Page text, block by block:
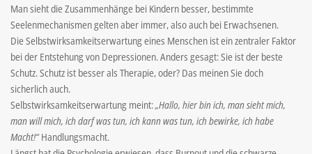
Man sieht die Zusammenhänge bei Kindern besser, bestimmte
Seelenmechanismen gelten aber immer, also auch bei Erwachsenen.
Die Selbstwirksamkeitserwartung eines Menschen ist ein zentraler Faktor
bei der Entstehung von Depressionen. Anders gesagt: Sie ist der beste
Schutz. Schutz ist besser als Therapie, oder? Das meinen Sie doch
sicherlich auch.
Selbstwirksamkeitserwartung meint:„Hallo, hier bin ich, man sieht mich,
man will mich, ich darf was tun, ich kann was tun, ich bewirke, ich habe
Macht!“Handlungsmacht.